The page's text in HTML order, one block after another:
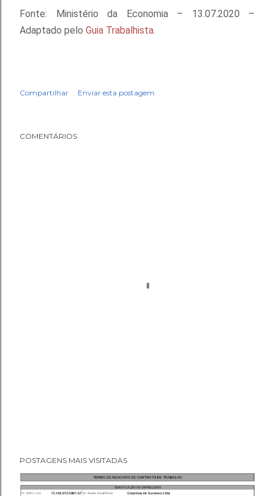
Fonte: Ministério da Economia – 13.07.2020 –
Adaptado pelo Guia Trabalhista
Compartilhar Enviar esta postagem
COMENTÁRIOS
POSTAGENS MAIS VISITADAS